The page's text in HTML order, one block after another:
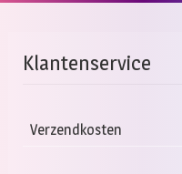
Klantenservice
Verzendkosten